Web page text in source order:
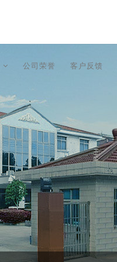
公司荣誉 客户反馈